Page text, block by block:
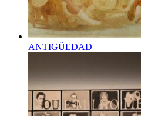
ANTIGÜEDAD